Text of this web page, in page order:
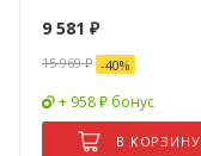
9 581 ₽
15 969₽ -40%
+ 958 ₽ бонус
В КОРЗИНУ